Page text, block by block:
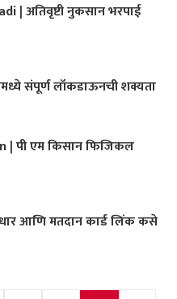
| अतिवृष्टी नुकसान भरपाई
संपूर्ण लॉकडाऊनची शक्यता
| पी एम किसान फिजिकल
आणि मतदान कार्ड लिंक कसे